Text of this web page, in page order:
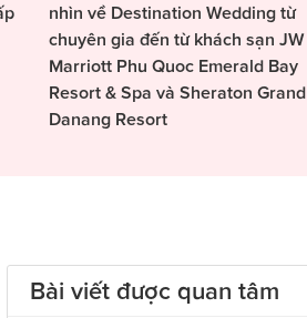
nhìn về Destination Wedding từ
chuyên gia đến từ khách sạn JW
Marriott Phu Quoc Emerald Bay
Resort & Spa và Sheraton Grand
Danang Resort
Bài viết được quan tâm